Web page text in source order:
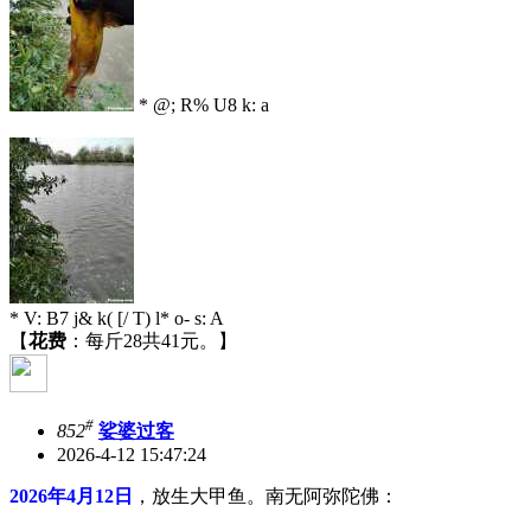
* @; R% U8 k: a
* V: B7 j& k( [/ T) l* o- s: A
【花费 ：每斤28共41元。】
852# 娑婆过客
2026-4-12 15:47:24
2026年4月12日 ，放生大甲鱼。南无阿弥陀佛：